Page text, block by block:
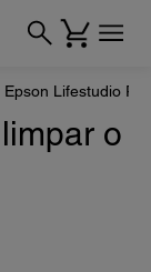
Epson Lifestudio
o